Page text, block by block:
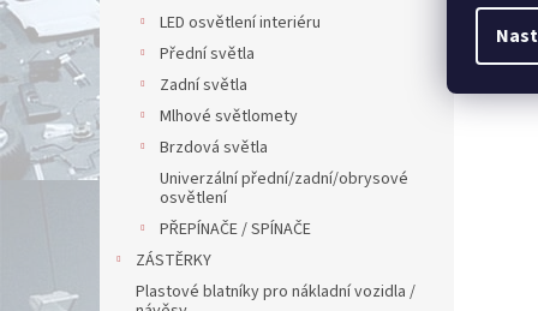
LED osvětlení interiéru
Přední světla
Zadní světla
Mlhové světlomety
Brzdová světla
Univerzální přední/zadní/obrysové
osvětlení
PŘEPÍNAČE / SPÍNAČE
ZÁSTĚRKY
Plastové blatníky pro nákladní vozidla /